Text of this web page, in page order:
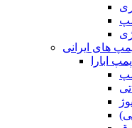
های ایرانی